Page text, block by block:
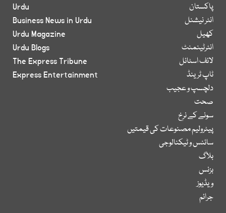
پاکستان
انٹر نیشنل
کھیل
انٹرٹینمنٹ
لائف اسٹائل
ٹاپ ٹرینڈ
دلچسپ و عجیب
صحت
سونے کے نرخ
پیٹرولیم مصنوعات کی قیمتیں
سائنس و ٹیکنالوجی
بلاگ
بزنس
ویڈیوز
جرائم
Urdu
Business News in Urdu
Urdu Magazine
Urdu Blogs
The Express Tribune
Express Entertainment